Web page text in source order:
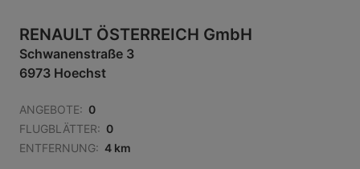
RENAULT ÖSTERREICH GmbH
Schwanenstraße 3
6973 Hoechst
ANGEBOTE: 0
FLUGBLÄTTER: 0
ENTFERNUNG: 4 km